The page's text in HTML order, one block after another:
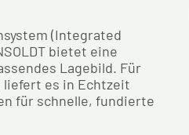
(Integrated
bietet eine
Lagebild. Für
es in Echtzeit
für schnelle, fundierte